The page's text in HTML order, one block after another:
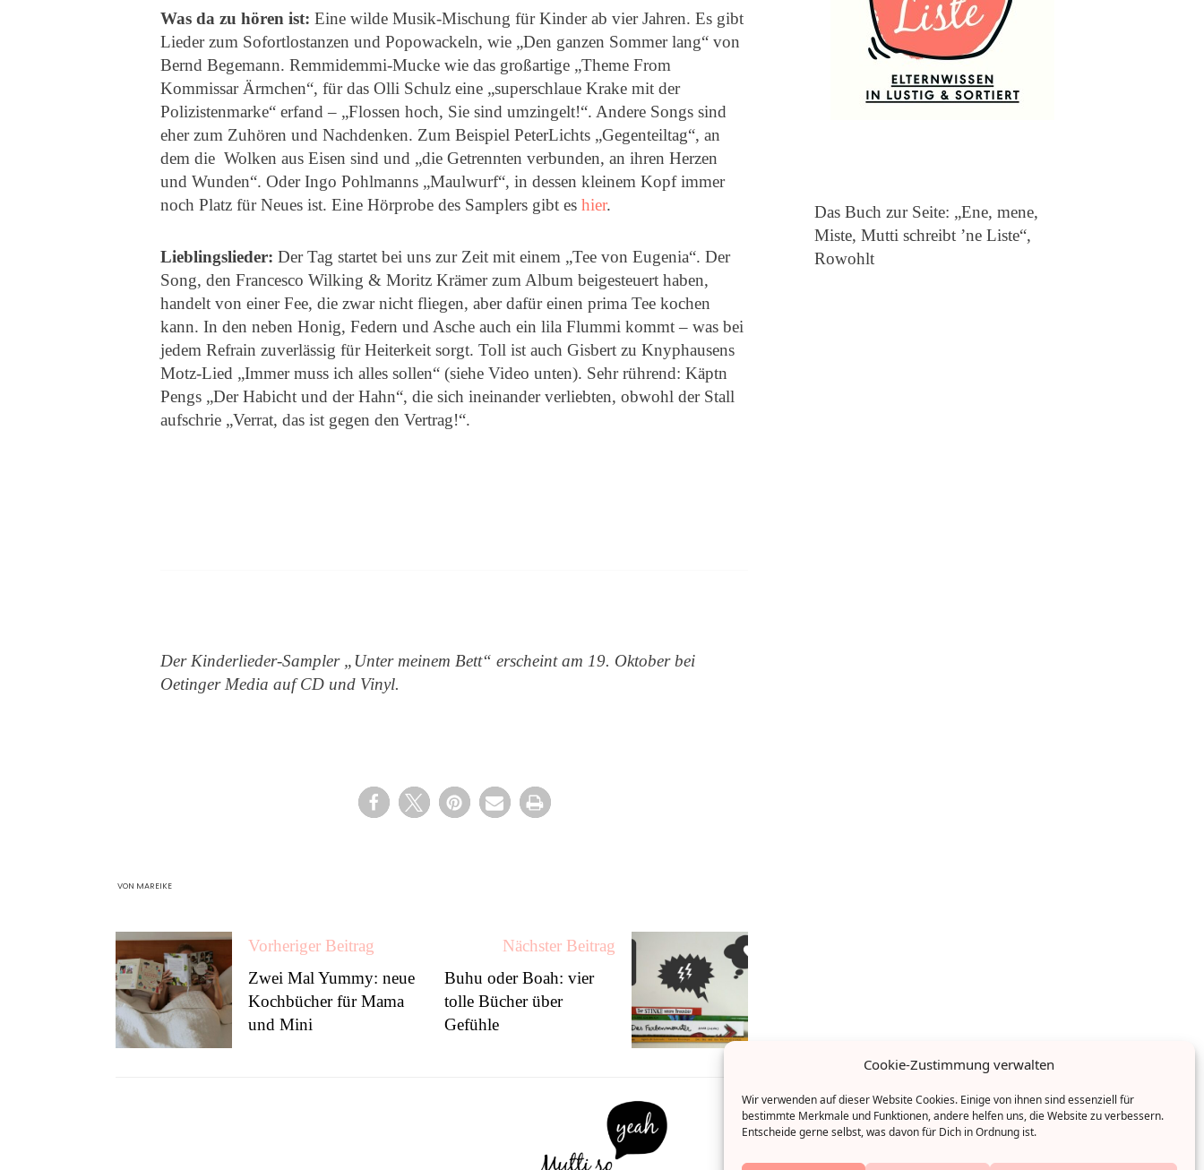
Cookie-Zustimmung verwalten
Wir verwenden auf dieser Website Cookies. Einige von ihnen sind essenziell für
bestimmte Merkmale und Funktionen, andere helfen uns, die Website zu verbessern.
Entscheide gerne selbst, was davon für Dich in Ordnung ist.
Was da zu hören ist:Eine wilde Musik-Mischung für Kinder ab vier Jahren. Es gibt
Lieder zum Sofortlostanzen und Popowackeln, wie „Den ganzen Sommer lang“ von
Bernd Begemann. Remmidemmi-Mucke wie das großartige „Theme From
Kommissar Ärmchen“, für das Olli Schulz eine „superschlaue Krake mit der
Polizistenmarke“ erfand – „Flossen hoch, Sie sind umzingelt!“. Andere Songs sind
eher zum Zuhören und Nachdenken. Zum Beispiel PeterLichts „Gegenteiltag“, an
dem die Wolken aus Eisen sind und „die Getrennten verbunden, an ihren Herzen
und Wunden“. Oder Ingo Pohlmanns „Maulwurf“, in dessen kleinem Kopf immer
noch Platz für Neues ist. Eine Hörprobe des Samplers gibt eshier.
Lieblingslieder:Der Tag startet bei uns zur Zeit mit einem „Tee von Eugenia“. Der
Song, den Francesco Wilking & Moritz Krämer zum Album beigesteuert haben,
handelt von einer Fee, die zwar nicht fliegen, aber dafür einen prima Tee kochen
kann. In den neben Honig, Federn und Asche auch ein lila Flummi kommt – was bei
jedem Refrain zuverlässig für Heiterkeit sorgt. Toll ist auch Gisbert zu Knyphausens
Motz-Lied „Immer muss ich alles sollen“ (siehe Video unten). Sehr rührend: Käptn
Pengs „Der Habicht und der Hahn“, die sich ineinander verliebten, obwohl der Stall
aufschrie „Verrat, das ist gegen den Vertrag!“.
Der Kinderlieder-Sampler „Unter meinem Bett“ erscheint am 19. Oktober bei
Oetinger Media auf CD und Vinyl.
VON MAREIKE
Vorheriger Beitrag
Zwei Mal Yummy: neue
Kochbücher für Mama
und Mini
Nächster Beitrag
Buhu oder Boah: vier
tolle Bücher über
Gefühle
Das Buch zur Seite: „Ene, mene,
Miste, Mutti schreibt ’ne Liste“,
Rowohlt